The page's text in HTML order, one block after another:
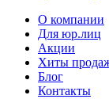
О компании
Для юр.лиц
Акции
Хиты
Блог
Контакты